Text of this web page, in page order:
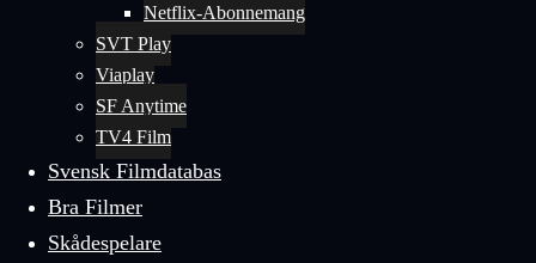
Netflix-Abonnemang
SVT Play
Viaplay
SF Anytime
TV4 Film
Svensk Filmdatabas
Bra Filmer
Skådespelare